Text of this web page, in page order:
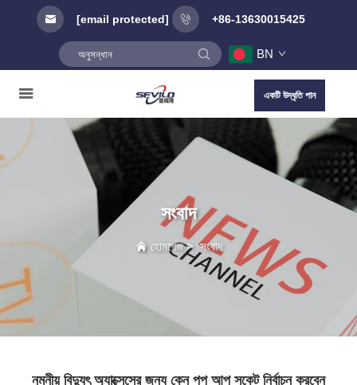
[email protected] +86-13630015425
BN
একটি উদ্ধৃতি পান
সংবাদ
হোমপেজ>সংবাদ
নমনীয় বিদ্যুৎ অ্যাক্সেসের জন্য কেন পপ আপ সকেট নির্বাচন করবেন